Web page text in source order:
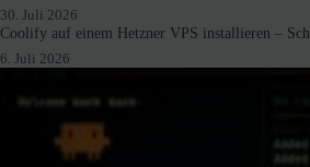
30. Juli 2026
Coolify auf einem Hetzner VPS installieren –
6. Juli 2026